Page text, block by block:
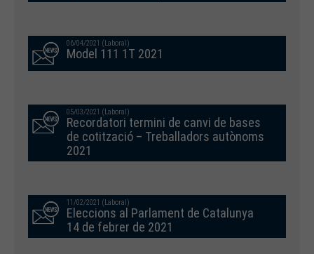
06/04/2021 (Laboral)
Model 111 1T 2021
05/03/2021 (Laboral)
Recordatori termini de canvi de bases
de cotització – Treballadors autònoms
2021
11/02/2021 (Laboral)
Eleccions al Parlament de Catalunya
14 de febrer de 2021